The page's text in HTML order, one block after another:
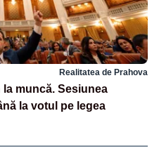
Realitatea de Prahova
muncă. Sesiunea
la votul pe legea